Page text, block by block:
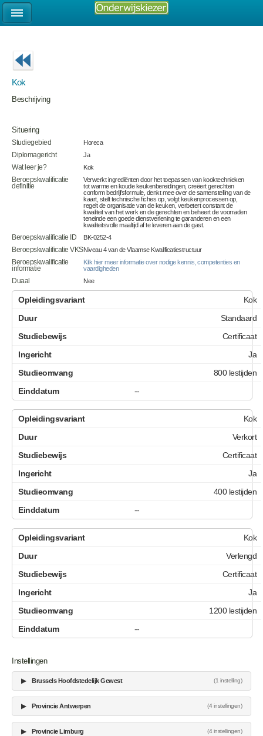
Kok
Beschrijving
Situering
Studiegebied
Horeca
Diplomagericht
Ja
Wat leer je?
Kok
Beroepskwalificatie
definitie
Verwerkt ingrediënten door het toepassen van kooktechnieken
tot warme en koude keukenbereidingen, creëert gerechten
conform bedrijfsformule, denkt mee over de samenstelling van de
kaart, stelt technische fiches op, volgt keukenprocessen op,
regelt de organisatie van de keuken, verbetert constant de
kwaliteit van het werk en de gerechten en beheert de voorraden
teneinde een goede dienstverlening te garanderen en een
kwaliteitsvolle maaltijd af te leveren aan de gast.
Beroepskwalificatie ID
BK-0252-4
Beroepskwalificatie VKSNiveau 4 van de Vlaamse Kwalificatiestructuur
Beroepskwalificatie
informatie
Klik hier meer informatie over nodige kennis, competenties en
vaardigheden
Duaal
Nee
Kok
Standaard
Certificaat
Ja
800 lestijden
--
Kok
Verkort
Certificaat
Ja
400 lestijden
--
Kok
Verlengd
Certificaat
Ja
1200 lestijden
--
Instellingen
▶ Brussels Hoofdstedelijk Gewest (1 instelling)
▶ Provincie Antwerpen (4 instellingen)
▶ Provincie Limburg (4 instellingen)